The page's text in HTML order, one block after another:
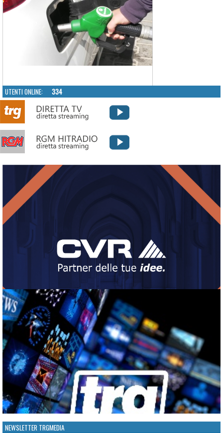
UTENTI ONLINE: 334
NEWSLETTER TRGMEDIA